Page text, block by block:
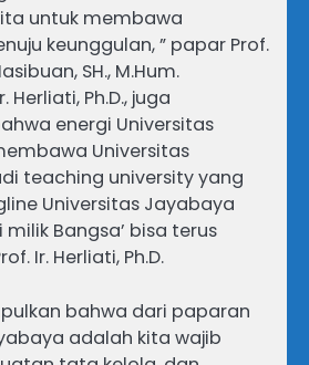
untuk membawa
keunggulan, ” papar Prof.
SH., M.Hum.
Herliati, Ph.D., juga
energi Universitas
Universitas
teaching university yang
Universitas Jayabaya
Bangsa’ bisa terus
Ir. Herliati, Ph.D.
bahwa dari paparan
adalah kita wajib